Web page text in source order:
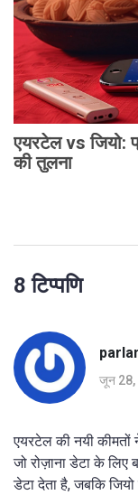
एयरटेल vs जियो:
की तुलना
8 टिप्पणि
जून 28,
एयरटेल की नयी कीमतों
जो रोज़ाना डेटा के
डेटा देता है, जबकि